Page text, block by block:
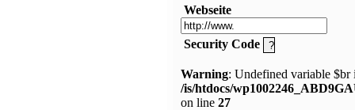
Webseite
Security Code
Warning: Undefined variable $br
/is/htdocs/
on line 27